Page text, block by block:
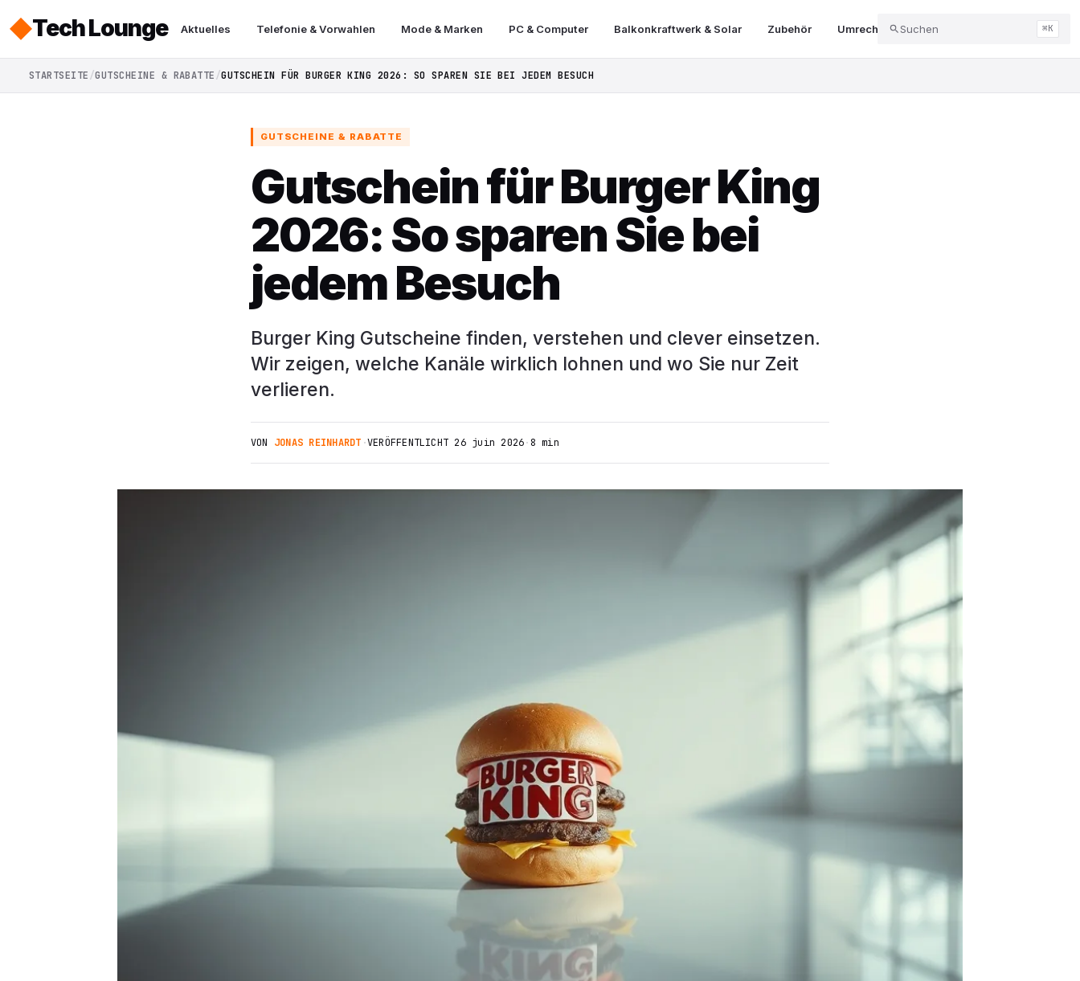
Tech Lounge Aktuelles Telefonie & Vorwahlen Mode & Marken PC & Computer Balkonkraftwerk & Solar Zubehör Umrechner & Tools Abo & Kündigung
Suchen ⌘K
STARTSEITE GUTSCHEINE & RABATTE GUTSCHEIN FÜR BURGER KING 2026: SO SPAREN SIE BEI JEDEM BESUCH
GUTSCHEINE & RABATTE
Gutschein für Burger King
2026: So sparen Sie bei
jedem Besuch
Burger King Gutscheine finden, verstehen und clever einsetzen.
Wir zeigen, welche Kanäle wirklich lohnen und wo Sie nur Zeit
verlieren.
VON JONAS REINHARDT ·VERÖFFENTLICHT 26 juin 2026· 8 min